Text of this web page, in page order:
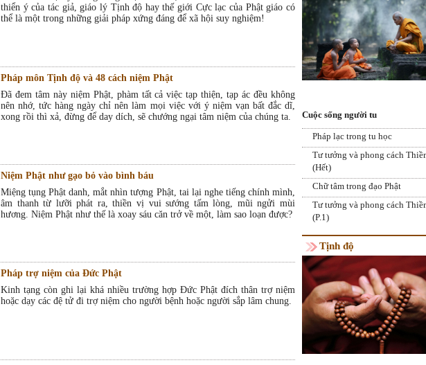
thiển ý của tác giả, giáo lý Tịnh độ hay thế giới Cực lạc của Phật giáo có
thể là một trong những giải pháp xứng đáng để xã hội suy nghiệm!
Pháp môn Tịnh độ và 48 cách niệm Phật
Ðã đem tâm này niệm Phật, phàm tất cả việc tạp thiện, tạp ác đều không
nên nhớ, tức hàng ngày chỉ nên làm mọi việc với ý niệm vạn bất đắc dĩ,
xong rồi thì xả, đừng để day dích, sẽ chướng ngại tâm niệm của chúng ta.
Niệm Phật như gạo bỏ vào bình báu
Miệng tụng Phật danh, mắt nhìn tượng Phật, tai lại nghe tiếng chính mình,
âm thanh từ lưỡi phát ra, thiền vị vui sướng tấm lòng, mũi ngửi mùi
hương. Niệm Phật như thế là xoay sáu căn trở về một, làm sao loạn được?
Pháp trợ niệm của Đức Phật
Kinh tạng còn ghi lại khá nhiều trường hợp Đức Phật đích thân trợ niệm
hoặc dạy các đệ tử đi trợ niệm cho người bệnh hoặc người sắp lâm chung.
Cuộc sống người tu
Pháp lạc trong tu học
Tư tưởng và phong cách
(Hết)
Chữ tâm trong đạo Phật
Tư tưởng và phong cách
(P.1)
Tịnh độ
Chương Trình Thiện Nguyện Tìm Em
Vạn Nẻo Đường lần 6
Ngày Phật thành đạo là dấu ấn quan
trong lịch sử nhân loại
Ngày Cá tháng Tư: Ai mới là kẻ ngốc?